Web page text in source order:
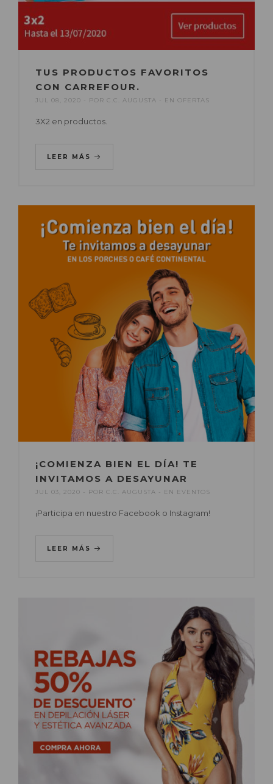
TUS PRODUCTOS FAVORITOS
CON CARREFOUR.
JUL 08, 2020 POR C.C. AUGUSTA EN OFERTAS
3X2 en productos.
LEER MÁS
¡COMIENZA BIEN EL DÍA! TE
INVITAMOS A DESAYUNAR
JUL 03, 2020 POR C.C. AUGUSTA EN EVENTOS
¡Participa en nuestro Facebook o Instagram!
LEER MÁS